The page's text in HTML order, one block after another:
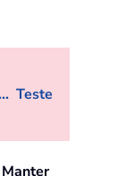
Teste